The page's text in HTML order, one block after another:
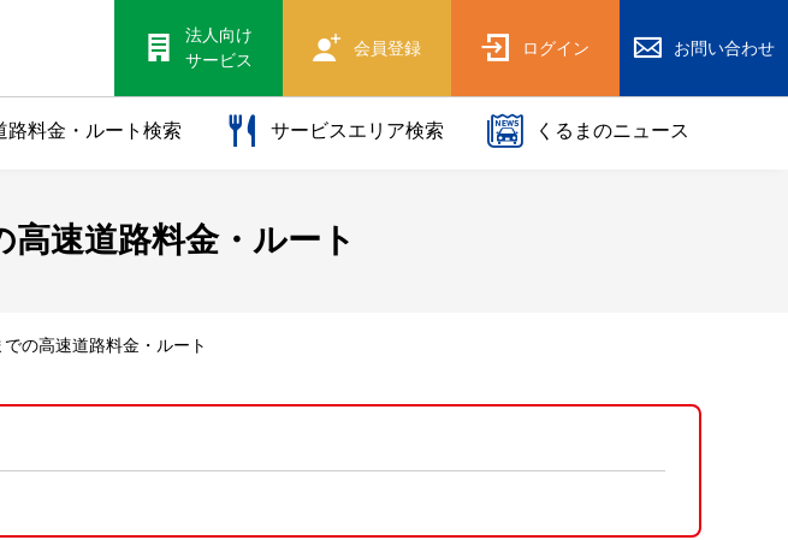
法人向け
サービス
会員登録 ログイン お問い合わせ
路料金・ルート検索 サービスエリア検索 くるまのニュース
高速道路料金・ルート
の高速道路料金・ルート